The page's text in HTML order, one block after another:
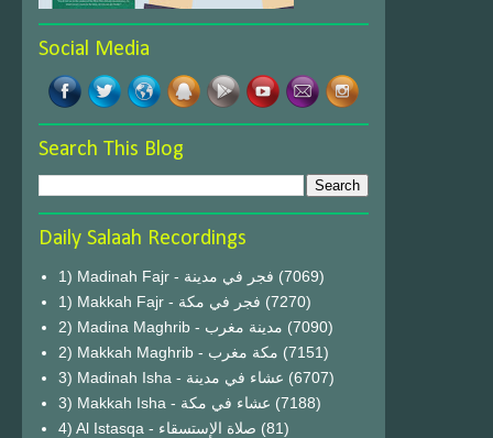
Social Media
Search This Blog
Daily Salaah Recordings
1) Madinah Fajr - فجر في مدينة (7069)
1) Makkah Fajr - فجر في مكة (7270)
2) Madina Maghrib - مدينة مغرب (7090)
2) Makkah Maghrib - مكة مغرب (7151)
3) Madinah Isha - عشاء في مدينة (6707)
3) Makkah Isha - عشاء في مكة (7188)
4) Al Istasqa - صلاة الإستسقاء (81)